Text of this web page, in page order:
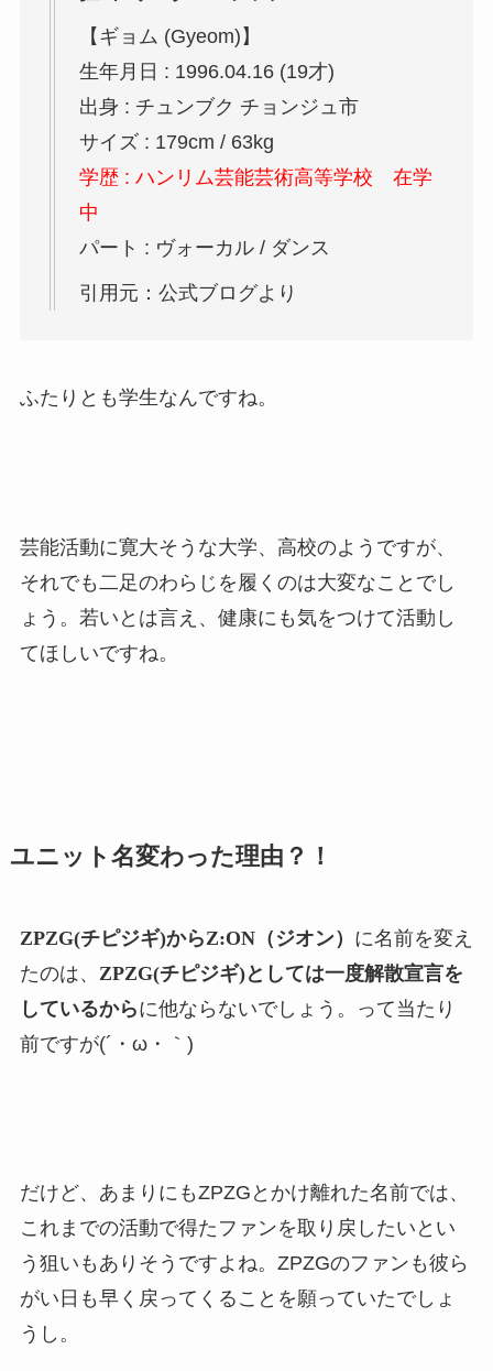
【ギョム (Gyeom)】
生年月日 : 1996.04.16 (19才)
出身 : チュンブク チョンジュ市
サイズ : 179cm / 63kg
学歴 : ハンリム芸能芸術高等学校 在学
中
パート : ヴォーカル / ダンス
引用元：公式ブログより
ふたりとも学生なんですね。
芸能活動に寛大そうな大学、高校のようですが、
それでも二足のわらじを履くのは大変なことでし
ょう。若いとは言え、健康にも気をつけて活動し
てほしいですね。
ユニット名変わった理由？！
ZPZG(チピジギ)からZ:ON（ジオン） に名前を変え
たのは、 ZPZG(チピジギ)としては一度解散宣言を
しているからに他ならないでしょう。って当たり
前ですが(´・ω・｀)
だけど、あまりにもZPZGとかけ離れた名前では、
これまでの活動で得たファンを取り戻したいとい
う狙いもありそうですよね。ZPZGのファンも彼ら
がい日も早く戻ってくることを願っていたでしょ
うし。